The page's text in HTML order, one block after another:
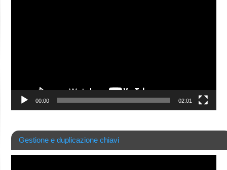
00:00 02:01
Gestione e duplicazione chiavi